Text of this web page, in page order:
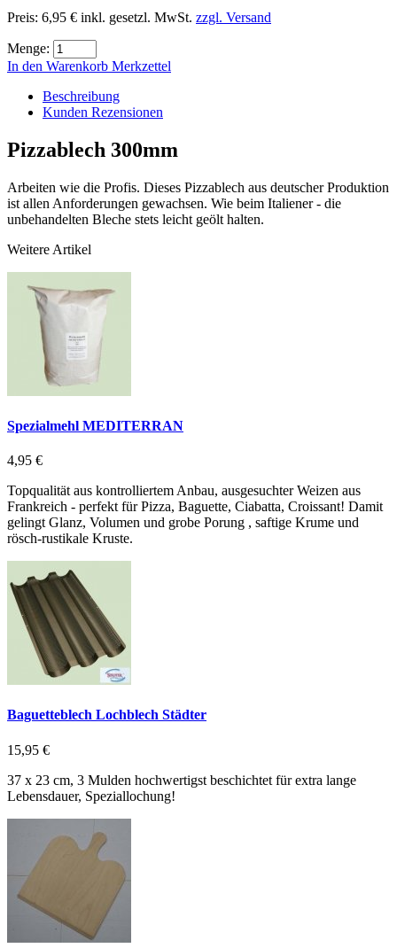
Preis: 6,95 € inkl. gesetzl. MwSt. zzgl. Versand
Menge:
In den Warenkorb Merkzettel
Beschreibung
Kunden Rezensionen
Pizzablech 300mm
Arbeiten wie die Profis. Dieses Pizzablech aus deutscher Produktion
ist allen Anforderungen gewachsen. Wie beim Italiener - die
unbehandelten Bleche stets leicht geölt halten.
Weitere Artikel
Spezialmehl MEDITERRAN
4,95 €
Topqualität aus kontrolliertem Anbau, ausgesuchter Weizen aus
Frankreich - perfekt für Pizza, Baguette, Ciabatta, Croissant! Damit
gelingt Glanz, Volumen und grobe Porung , saftige Krume und
rösch-rustikale Kruste.
Baguetteblech Lochblech Städter
15,95 €
37 x 23 cm, 3 Mulden hochwertigst beschichtet für extra lange
Lebensdauer, Speziallochung!